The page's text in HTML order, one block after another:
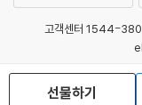
선물하기
고객센터 1544-
예
이용약관